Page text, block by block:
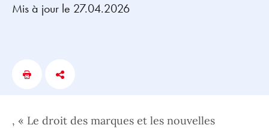
Mis à jour le 27.04.2026
, « Le droit des marques et les nouvelles